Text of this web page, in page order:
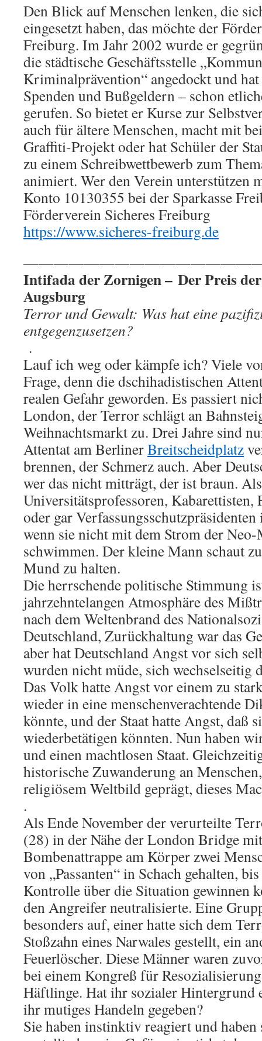
Den Blick auf Menschen lenken, die
eingesetzt haben, das möchte der
Freiburg. Im Jahr 2002 wurde er
die städtische Geschäftsstelle
Kriminalprävention“ angedockt und
Spenden und Bußgeldern – schon
gerufen. So bietet er Kurse zur
auch für ältere Menschen, macht mit
Graffiti-Projekt oder hat Schüler der
zu einem Schreibwettbewerb zum
animiert. Wer den Verein unterstützen
Konto 10130355 bei der Sparkasse
Förderverein Sicheres Freiburg
https://www.sicheres-freiburg.de
Intifada der Zornigen – Der Preis
Augsburg
Terror und Gewalt: Was hat eine
entgegenzusetzen?
.
Lauf ich weg oder kämpfe ich? Viele
Frage, denn die dschihadistischen
realen Gefahr geworden. Es passiert
London, der Terror schlägt an
Weihnachtsmarkt zu. Drei Jahre sind
Attentat am BerlinerBreitscheidplatz
brennen, der Schmerz auch. Aber
wer das nicht mitträgt, der ist braun.
Universitätsprofessoren,
oder gar
wenn sie nicht mit dem Strom der
schwimmen. Der kleine Mann schaut
Mund zu halten.
Die herrschende politische Stimmung
jahrzehntelangen Atmosphäre des
nach dem Weltenbrand des
Deutschland, Zurückhaltung war das
aber hat Deutschland Angst vor sich
wurden nicht müde, sich wechselseitig
Das Volk hatte Angst vor einem zu
wieder in eine menschenverachtende
könnte, und der Staat hatte Angst, daß
wiederbetätigen könnten. Nun haben
und einen machtlosen Staat.
historische Zuwanderung an
religiösem Weltbild geprägt, dieses
.
Als Ende November der verurteilte
(28) in der Nähe der London Bridge
Bombenattrappe am Körper zwei
von „Passanten“ in Schach gehalten,
Kontrolle über die Situation gewinnen
den Angreifer neutralisierte. Eine
besonders auf, einer hatte sich dem
Stoßzahn eines Narwales gestellt, ein
Feuerlöscher. Diese Männer waren
bei einem Kongreß für
Häftlinge. Hat ihr sozialer Hintergrund
ihr mutiges Handeln gegeben?
Sie haben instinktiv reagiert und haben